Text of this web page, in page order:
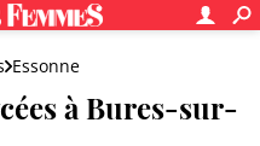
Essonne
à Bures-sur-